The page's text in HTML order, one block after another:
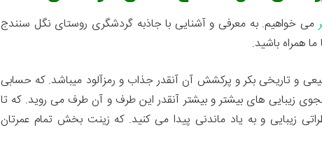
می خواهیم. به معرفی و آشنایی با جاذبه گردشگری روستای نگل سنندج
همراه باشید.
و تاریخی بکر و پرکشش آن آنقدر جذاب و رمزآلود میباشد. که حسابی
زیبایی های بیشتر و بیشتر آنقدر این طرف و آن طرف می روید. که تا
زیبایی و به یاد ماندنی پیدا می کنید. که زینت بخش تمام عمرتان